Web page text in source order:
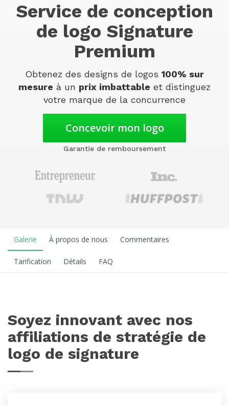
Service de conception
de logo Signature
Premium
Obtenez des designs de logos 100% sur
mesure à un prix imbattable et distinguez
votre marque de la concurrence
Concevoir mon logo
Garantie de remboursement
Galerie À propos de nous Commentaires
Tarification Détails FAQ
Soyez innovant avec nos
affiliations de stratégie de
logo de signature